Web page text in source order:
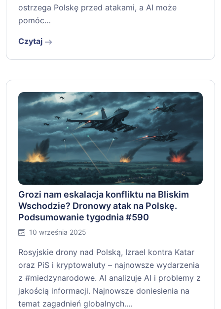
ostrzega Polskę przed atakami, a AI może
pomóc…
Czytaj
Grozi nam eskalacja konfliktu na Bliskim
Wschodzie? Dronowy atak na Polskę.
Podsumowanie tygodnia #590
10 września 2025
Rosyjskie drony nad Polską, Izrael kontra Katar
oraz PiS i kryptowaluty – najnowsze wydarzenia
z #miedzynarodowe. AI analizuje AI i problemy z
jakością informacji. Najnowsze doniesienia na
temat zagadnień globalnych.…